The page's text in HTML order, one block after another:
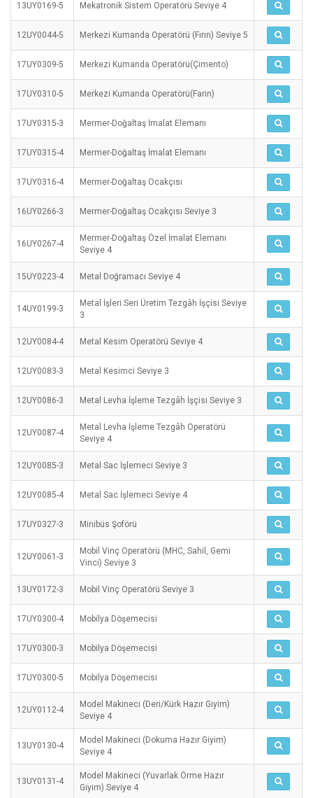
13UY0169-5 Mekatronik Sistem Operatörü Seviye 4
12UY0044-5 Merkezi Kumanda Operatörü (Fırın) Seviye 5
17UY0309-5 Merkezi Kumanda Operatörü(Çimento)
17UY0310-5 Merkezi Kumanda Operatörü(Farin)
17UY0315-3 Mermer-Doğaltaş İmalat Elemanı
17UY0315-4 Mermer-Doğaltaş İmalat Elemanı
17UY0316-4 Mermer-Doğaltaş Ocakçısı
16UY0266-3 Mermer-Doğaltaş Ocakçısı Seviye 3
16UY0267-4
Mermer-Doğaltaş Özel İmalat Elemanı
Seviye 4
15UY0223-4 Metal Doğramacı Seviye 4
14UY0199-3
Metal İşleri Seri Üretim Tezgâh İşçisi Seviye
3
12UY0084-4 Metal Kesim Operatörü Seviye 4
12UY0083-3 Metal Kesimci Seviye 3
12UY0086-3 Metal Levha İşleme Tezgâh İşçisi Seviye 3
12UY0087-4
Metal Levha İşleme Tezgâh Operatörü
Seviye 4
12UY0085-3 Metal Sac İşlemeci Seviye 3
12UY0085-4 Metal Sac İşlemeci Seviye 4
17UY0327-3 Minibüs Şoförü
12UY0061-3
Mobil Vinç Operatörü (MHC, Sahil, Gemi
Vinci) Seviye 3
13UY0172-3 Mobil Vinç Operatörü Seviye 3
17UY0300-4 Mobilya Döşemecisi
17UY0300-3 Mobilya Döşemecisi
17UY0300-5 Mobilya Döşemecisi
12UY0112-4
Model Makineci (Deri/Kürk Hazır Giyim)
Seviye 4
13UY0130-4
Model Makineci (Dokuma Hazır Giyim)
Seviye 4
13UY0131-4
Model Makineci (Yuvarlak Örme Hazır
Giyim) Seviye 4